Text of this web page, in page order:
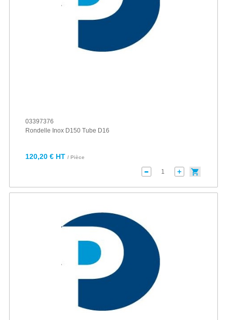
03397376
Rondelle Inox D150 Tube D16
120,20 € HT / Pièce